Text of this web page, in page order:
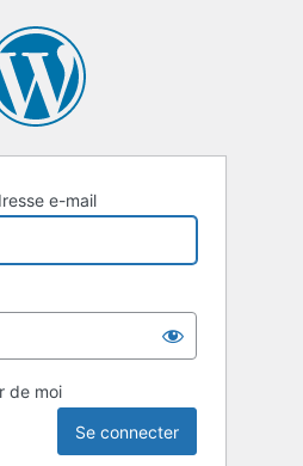
e-mail
de moi